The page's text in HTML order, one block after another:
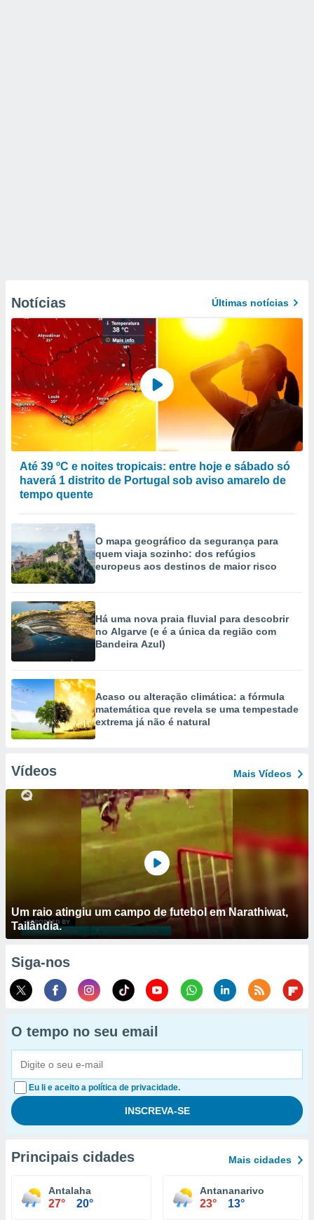
Notícias Últimas notícias
Até 39 ºC e noites tropicais: entre hoje e sábado só
haverá 1 distrito de Portugal sob aviso amarelo de
tempo quente
O mapa geográfico da segurança para
quem viaja sozinho: dos refúgios
europeus aos destinos de maior risco
Há uma nova praia fluvial para descobrir
no Algarve (e é a única da região com
Bandeira Azul)
Acaso ou alteração climática: a fórmula
matemática que revela se uma tempestade
extrema já não é natural
Vídeos Mais Vídeos
Um raio atingiu um campo de futebol em Narathiwat,
Tailândia.
Siga-nos
O tempo no seu email
Eu li e aceito a política de privacidade.
Principais cidades Mais cidades
Antalaha
27° 20°
Antananarivo
23° 13°